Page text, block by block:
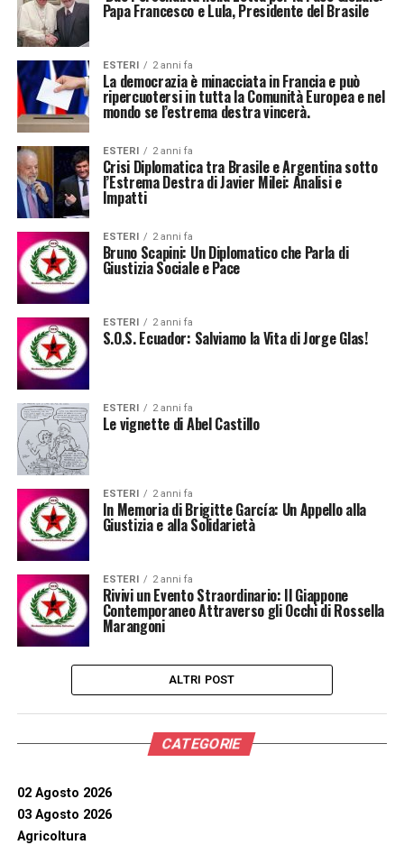
Papa Francesco e Lula, Presidente del Brasile
ESTERI 2 anni fa
La democrazia è minacciata in Francia e può
ripercuotersi in tutta la Comunità Europea e nel
mondo se l’estrema destra vincerà.
ESTERI 2 anni fa
Crisi Diplomatica tra Brasile e Argentina sotto
l’Estrema Destra di Javier Milei: Analisi e
Impatti
ESTERI 2 anni fa
Bruno Scapini: Un Diplomatico che Parla di
Giustizia Sociale e Pace
ESTERI 2 anni fa
S.O.S. Ecuador: Salviamo la Vita di Jorge Glas!
ESTERI 2 anni fa
Le vignette di Abel Castillo
ESTERI 2 anni fa
In Memoria di Brigitte García: Un Appello alla
Giustizia e alla Solidarietà
ESTERI 2 anni fa
Rivivi un Evento Straordinario: Il Giappone
Contemporaneo Attraverso gli Occhi di Rossella
Marangoni
ALTRI POST
CATEGORIE
02 Agosto 2026
03 Agosto 2026
Agricoltura